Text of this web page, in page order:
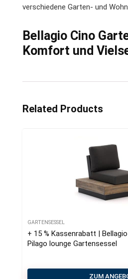
verschiedene Garten- und
Bellagio Cino
Komfort und
Related Products
GARTENSESSEL
+ 15 % Kassenrabatt | Bellagio
Pilago lounge Gartensessel
ZUM